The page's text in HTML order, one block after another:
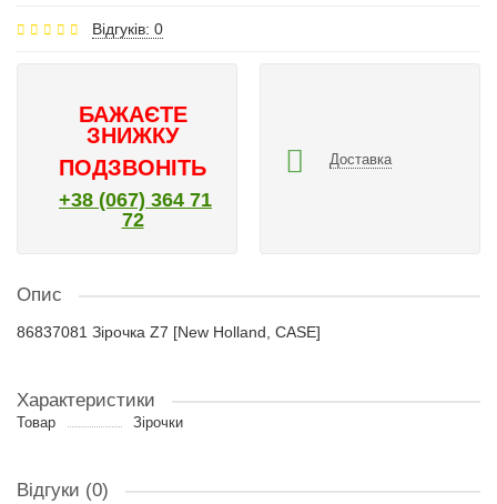
Відгуків: 0
БАЖАЄТЕ
ЗНИЖКУ
ПОДЗВОНІТЬ
+38 (067) 364 71
72
Доставка
Опис
86837081 Зірочка Z7 [New Holland, CASE]
Характеристики
Товар Зірочки
Відгуки (0)